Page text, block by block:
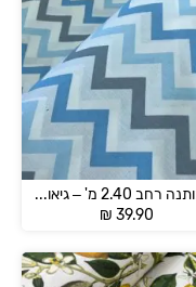
בד כותנה רחב 2.40 מ' – גיאומטרי
₪ 39.90